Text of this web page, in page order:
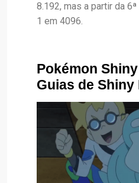
8.192, mas a partir da
1 em 4096.
Pokémon
Guias de Shiny